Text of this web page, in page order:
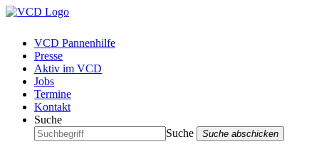
VCD Pannenhilfe
Presse
Aktiv im VCD
Jobs
Termine
Kontakt
Suche
Suche
Suche abschicken